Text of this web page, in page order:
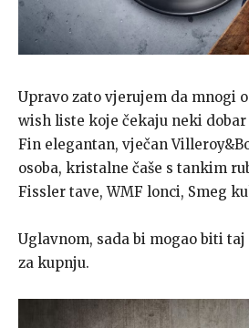
Upravo zato vjerujem da mnogi
wish liste koje čekaju neki
Fin elegantan, vječan
osoba, kristalne čaše s tankim
Fissler tave, WMF lonci, Smeg
Uglavnom, sada bi mogao biti
za kupnju.